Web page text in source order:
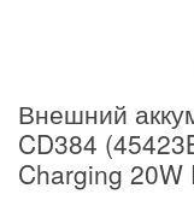
Внешний
CD384
Charging 20W